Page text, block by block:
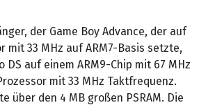
der Game Boy Advance, der auf
mit 33 MHz auf ARM7-Basis setzte,
auf einem ARM9-Chip mit 67 MHz
mit 33 MHz Taktfrequenz.
über den 4 MB großen PSRAM. Die